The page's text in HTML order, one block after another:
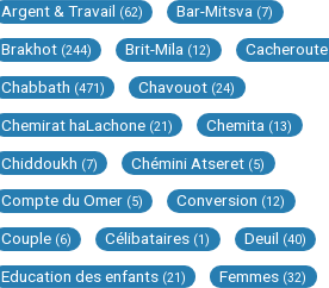
Argent & Travail (62) Bar-Mitsva (7)
Brakhot (244) Brit-Mila (12) Cacheroute
Chabbath (471) Chavouot (24)
Chemirat haLachone (21) Chemita (13)
Chiddoukh (7) Chémini Atseret (5)
Compte du Omer (5) Conversion (12)
Couple (6) Célibataires (1) Deuil (40)
Education des enfants (21) Femmes (32)